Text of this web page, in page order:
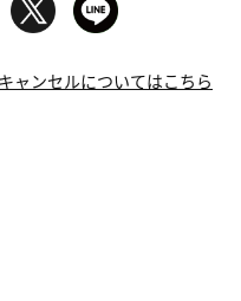
ャンセルについてはこちら